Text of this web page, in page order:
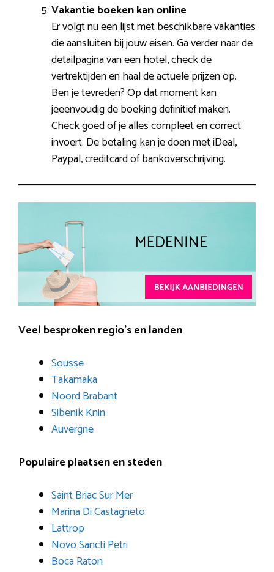
Vakantie boeken kan online
Er volgt nu een lijst met beschikbare vakanties
die aansluiten bij jouw eisen. Ga verder naar de
detailpagina van een hotel, check de
vertrektijden en haal de actuele prijzen op.
Ben je tevreden? Op dat moment kan
jeeenvoudig de boeking definitief maken.
Check goed of je alles compleet en correct
invoert. De betaling kan je doen met iDeal,
Paypal, creditcard of bankoverschrijving.
Veel besproken regio’s en landen
Sousse
Takamaka
Noord Brabant
Sibenik Knin
Auvergne
Populaire plaatsen en steden
Saint Briac Sur Mer
Marina Di Castagneto
Lattrop
Novo Sancti Petri
Boca Raton